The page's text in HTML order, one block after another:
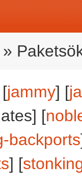
»
jammy] [
[
backports
] [